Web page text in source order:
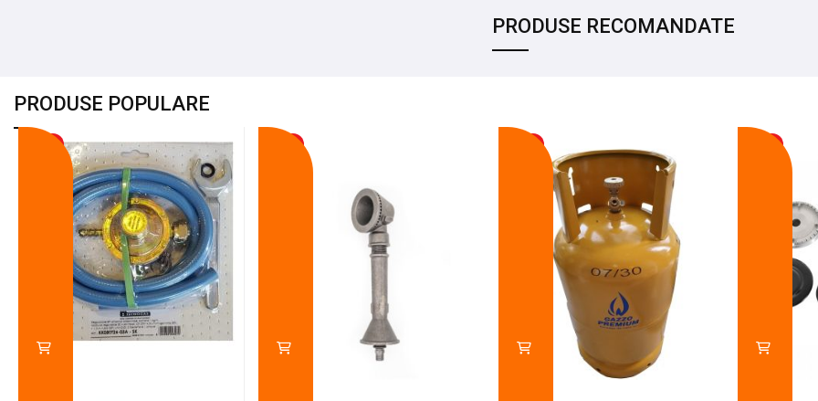
PRODUSE RECOMANDATE
PRODUSE POPULARE